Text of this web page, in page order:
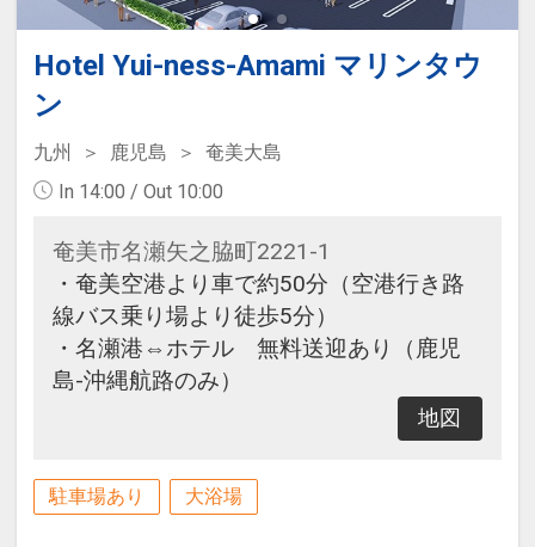
Hotel Yui-ness-Amami マリンタウ
ン
九州 鹿児島
奄美大島
In 14:00 / Out 10:00
奄美市名瀬矢之脇町2221-1
・奄美空港より車で約50分（空港行き路
線バス乗り場より徒歩5分）
・名瀬港⇔ホテル 無料送迎あり（鹿児
島-沖縄航路のみ）
地図
駐車場あり 大浴場